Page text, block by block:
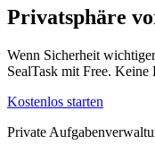
Privatsphäre
Wenn Sicherheit
SealTask mit Free.
Kostenlos starten
Private